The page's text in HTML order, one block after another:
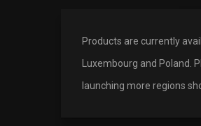
Products are currently
Luxembourg and Poland.
launching more regions